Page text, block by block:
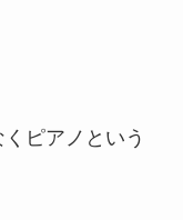
ピアノという